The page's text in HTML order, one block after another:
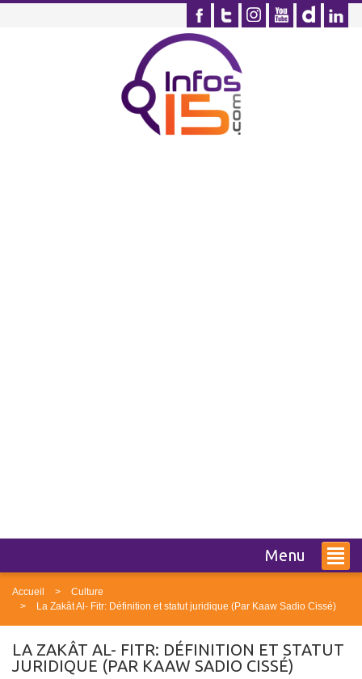
Menu
Accueil
Culture
La Zakât Al- Fitr: Définition et statut juridique (Par Kaaw Sadio Cissé)
LA ZAKÂT AL- FITR: DÉFINITION ET STATUT
JURIDIQUE (PAR KAAW SADIO CISSÉ)